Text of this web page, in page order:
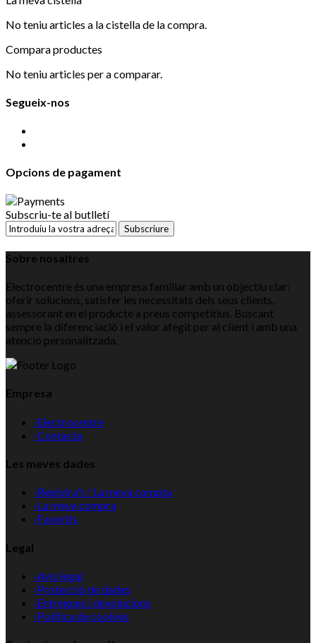
No teniu articles a la cistella de la compra.
Compara productes
No teniu articles per a comparar.
Segueix-nos
Opcions de pagament
Subscriu-te al butlletí
Subscriure
Sobre nosaltres
Electrocentre és una empresa familiar amb un objectiu clar:
oferir solucions, satisfer les necessitats dels seus clients,
assessorant en el producte a preus competitius. Buscant
sempre la diferenciació i el valor afegit per al client i amb una
atenció personalitzada.
Empresa
›Electrocentre
›Contacta
Les meves dades
›Registra't / La meva compta
›La meva compra
›Favorits
Legal
›Avís legal
›Protecció de dades
›Entregues i devolucions
›Política de cookies